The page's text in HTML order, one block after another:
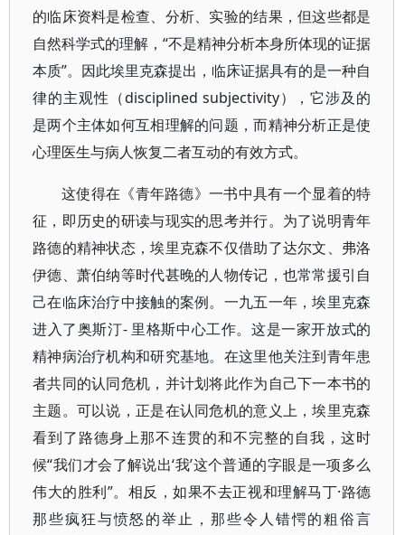
的临床资料是检查、分析、实验的结果，但这些都是
自然科学式的理解，“不是精神分析本身所体现的证据
本质”。因此埃里克森提出，临床证据具有的是一种自
律的主观性（disciplined subjectivity），它涉及的
是两个主体如何互相理解的问题，而精神分析正是使
心理医生与病人恢复二者互动的有效方式。
这使得在《青年路德》一书中具有一个显着的特
征，即历史的研读与现实的思考并行。为了说明青年
路德的精神状态，埃里克森不仅借助了达尔文、弗洛
伊德、萧伯纳等时代甚晚的人物传记，也常常援引自
己在临床治疗中接触的案例。一九五一年，埃里克森
进入了奥斯汀- 里格斯中心工作。这是一家开放式的
精神病治疗机构和研究基地。在这里他关注到青年患
者共同的认同危机，并计划将此作为自己下一本书的
主题。可以说，正是在认同危机的意义上，埃里克森
看到了路德身上那不连贯的和不完整的自我，这时
候“我们才会了解说出‘我’这个普通的字眼是一项多么
伟大的胜利”。相反，如果不去正视和理解马丁·路德
那些疯狂与愤怒的举止，那些令人错愕的粗俗言